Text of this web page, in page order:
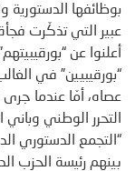
بوظائفها الدستورية
عبير التي تذكّرت فجأة
أعلنوا عن
“بورقيبيين” في
عصاه، أمّا عندما
التحرر الوطني
“التجمع الدستوري
بينهم رئيسة الحزب